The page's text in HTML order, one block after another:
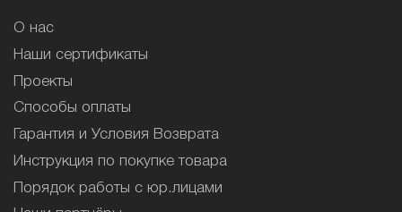
О нас
Наши сертификаты
Проекты
Способы оплаты
Гарантия и Условия Возврата
Инструкция по покупке товара
Порядок работы с юр.лицами